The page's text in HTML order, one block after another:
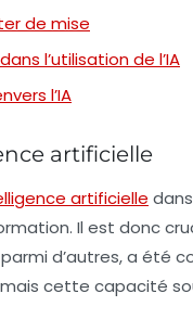
de mise
l’utilisation de l’IA
l’IA
artificielle
artificielle
Il est donc
d’autres, a été
cette capacité